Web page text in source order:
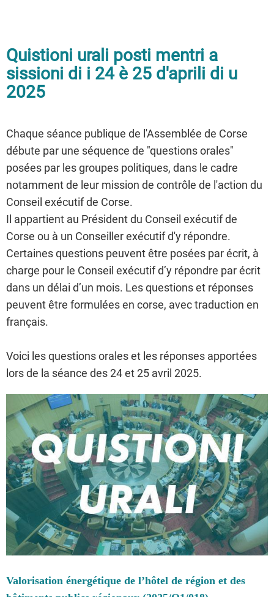
Quistioni urali posti mentri a
sissioni di i 24 è 25 d'aprili di u
2025
Chaque séance publique de l'Assemblée de Corse
débute par une séquence de "questions orales"
posées par les groupes politiques, dans le cadre
notamment de leur mission de contrôle de l'action du
Conseil exécutif de Corse.
Il appartient au Président du Conseil exécutif de
Corse ou à un Conseiller exécutif d'y répondre.
Certaines questions peuvent être posées par écrit, à
charge pour le Conseil exécutif d’y répondre par écrit
dans un délai d’un mois. Les questions et réponses
peuvent être formulées en corse, avec traduction en
français.
Voici les questions orales et les réponses apportées
lors de la séance des 24 et 25 avril 2025.
Valorisation énergétique de l’hôtel de région et des